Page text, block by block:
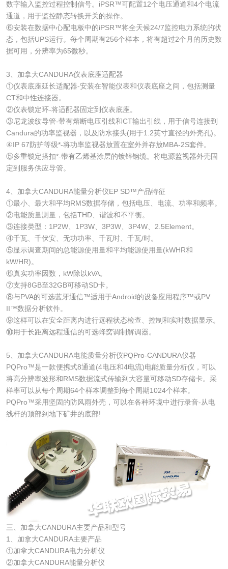
数字输入监控过程控制信号。iPSR™可配置12个电压通道和4个电流
通道，用于监控静态转换开关的操作。
⑥安装在数据中心配电板中的iPSR™将全天候24/7监控电力系统的状
态，包括UPS运行。每个周期有256个样本，将有超过2个月的历史数
据可用，分辨率为65微秒。
3、加拿大CANDURA仪表底座适配器
①仪表底座延长适配器-安装在智能仪表和仪表底座之间，包括测量
CT和中性连接器。
②仪表锁定环-将适配器固定到仪表底座。
③尼龙波纹导管-带有熔断电压引线和CT输出引线，用于信号连接到
Candura的功率监视器，以及防水接头(用于1.2英寸直径的外壳孔)。
④IP 67防护等级*-将功率监视器放置在室外并存放MBA-2S套件。
⑤多重锁定搭扣*-带有乙烯基涂层的镀锌钢缆。将电源监视器外壳固
定到服务供应导管。
4、加拿大CANDURA能量分析仪EP SD™产品特征
①最小、最大和平均RMS数据存储，包括电压、电流、功率和频率。
②电能质量测量，包括THD、谐波和不平衡。
③连接类型：1P2W、1P3W、3P3W、3P4W、2.5Element。
④千瓦、千伏安、无功功率、千瓦时、千瓦/时。
⑤显示调查期间的总能源使用量和平均能源使用量(kWHR和
kW/HR)。
⑥真实功率因数，kW除以kVA。
⑦支持8GB至32GB可移动SD卡。
⑧与PVA的可选蓝牙通信™适用于Android的设备应用程序™或PV
II™数据分析软件。
⑨这样可以在安全距离内进行远程状态检查、控制和实时数据显示。
⑩用于长距离远程通信的可选蜂窝调制解调器。
5、加拿大CANDURA电能质量分析仪PQPro-CANDURA仪器
PQPro™是一款便携式8通道(4电压和4电流)电能质量分析仪，可以
将高分辨率波形和RMS数据流式传输到大容量可移动SD存储卡。采
样率可以从每个周期64个样本调整到每个周期1024个样本。
PQPro™采用坚固的防风雨外壳，可以在各种环境中进行录音-从电
线杆的顶部到地下矿井的底部!
三、加拿大CANDURA主要产品和型号
1、加拿大CANDURA主要产品
①加拿大CANDURA电力分析仪
②加拿大CANDURA能量分析仪